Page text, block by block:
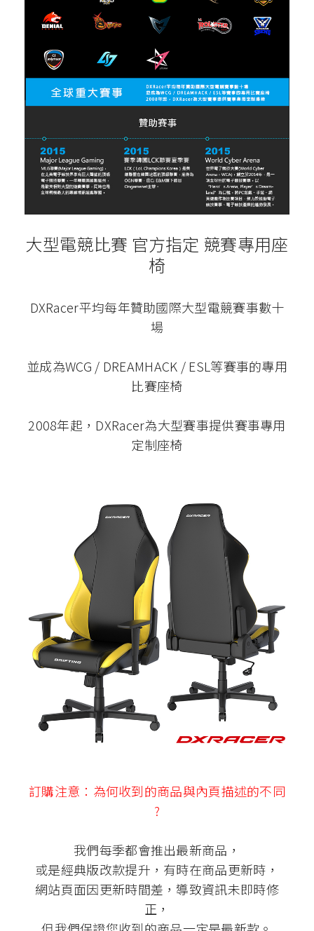
大型電競比賽 官方指定 競賽專用座
椅
DXRacer平均每年贊助國際大型電競賽事數十
場
並成為WCG / DREAMHACK / ESL等賽事的專用
比賽座椅
2008年起，DXRacer為大型賽事提供賽事專用
定制座椅
訂購注意：為何收到的商品與內頁描述的不同
?
我們每季都會推出最新商品，
或是經典版改款提升，有時在商品更新時，
網站頁面因更新時間差，導致資訊未即時修
正，